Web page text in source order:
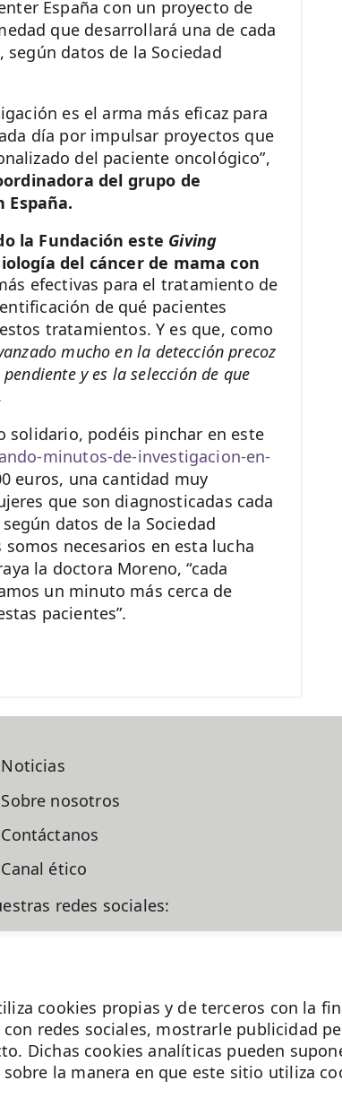
cookies propias y de terceros con la
redes sociales, mostrarle publicidad
Dichas cookies analíticas pueden
la manera en que este sitio utiliza
España con un proyecto de
que desarrollará una de cada
según datos de la Sociedad
es el arma más eficaz para
día por impulsar proyectos que
del paciente oncológico”,
del grupo de
España.
la Fundación este Giving
del cáncer de mama con
efectivas para el tratamiento de
de qué pacientes
tratamientos. Y es que, como
mucho en la detección precoz
y es la selección de que
solidario, podéis pinchar en este
minutos-de-investigacion-en-
euros, una cantidad muy
que son diagnosticadas cada
datos de la Sociedad
somos necesarios en esta lucha
la doctora Moreno, “cada
un minuto más cerca de
pacientes”.
Noticias
Sobre nosotros
Contáctanos
Canal ético
redes sociales:
Fundación MD Anderson España - Hospiten